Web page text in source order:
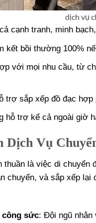
dịch vụ
cạnh tranh, minh
kết bồi thường 100%
với mọi nhu cầu, từ
trợ sắp xếp đồ đạc hợp
hỗ trợ kể cả ngoài giờ
Dịch Vụ
thuần là việc di
chuyển, và sắp xếp lại
sức: Đội ngũ nhân